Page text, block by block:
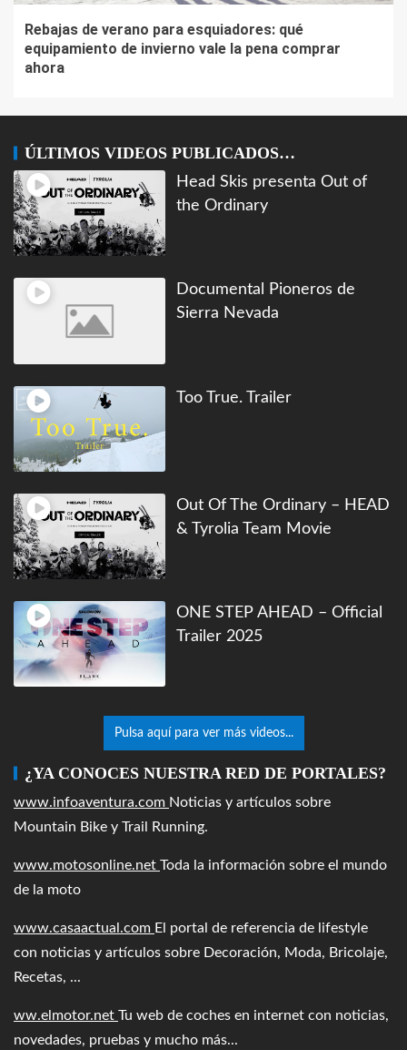
Rebajas de verano para esquiadores: qué
equipamiento de invierno vale la pena comprar
ahora
ÚLTIMOS VIDEOS PUBLICADOS…
Head Skis presenta Out of
the Ordinary
Documental Pioneros de
Sierra Nevada
Too True. Trailer
Out Of The Ordinary – HEAD
& Tyrolia Team Movie
ONE STEP AHEAD – Official
Trailer 2025
Pulsa aquí para ver más videos...
¿YA CONOCES NUESTRA RED DE PORTALES?
www.infoaventura.com Noticias y artículos sobre
Mountain Bike y Trail Running.
www.motosonline.net Toda la información sobre el mundo
de la moto
www.casaactual.com El portal de referencia de lifestyle
con noticias y artículos sobre Decoración, Moda, Bricolaje,
Recetas, ...
ww.elmotor.net Tu web de coches en internet con noticias,
novedades, pruebas y mucho más...